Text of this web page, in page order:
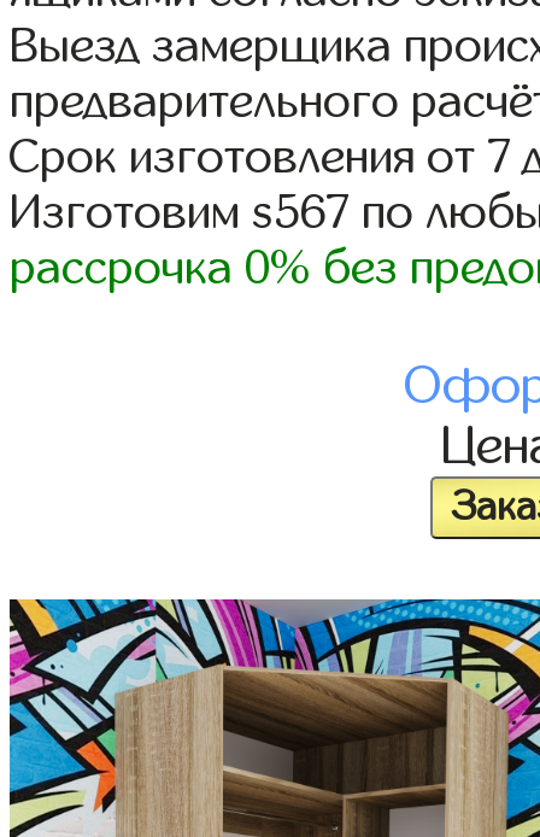
Выезд замерщика
предварительного
Срок изготовления от 7
Изготовим s567 по
рассрочка 0% без